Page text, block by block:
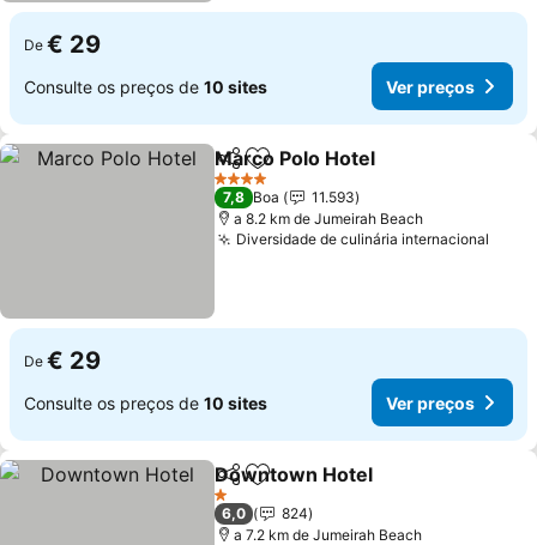
De € 29
Consulte os preços de 10 sites Ver preços
PartilharAdicionar aos favoritos
Marco Polo Hotel
4 Estrelas
7,8 Boa
11.593
a 8.2 km de Jumeirah Beach
Diversidade de culinária internacional
De € 29
Consulte os preços de 10 sites Ver preços
PartilharAdicionar aos favoritos
Downtown Hotel
1 Estrelas
6,0
824
a 7.2 km de Jumeirah Beach